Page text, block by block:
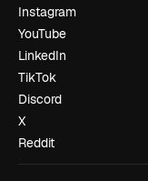
Instagram
YouTube
LinkedIn
TikTok
Discord
X
Reddit